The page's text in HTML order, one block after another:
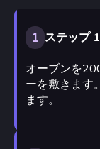
1 ステップ 1
オーブンを
ーを敷きます
ます。